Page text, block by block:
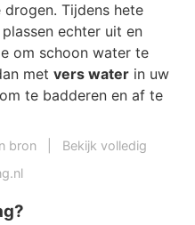
Tijdens hete
echter uit en
om schoon water te
met vers water in uw
te badderen en af te
bron
Bekijk volledig